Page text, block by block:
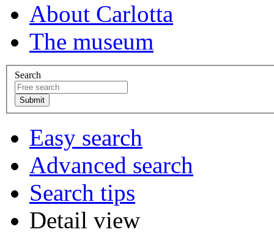
About Carlotta
The museum
Search
Easy search
Advanced search
Search tips
Detail view